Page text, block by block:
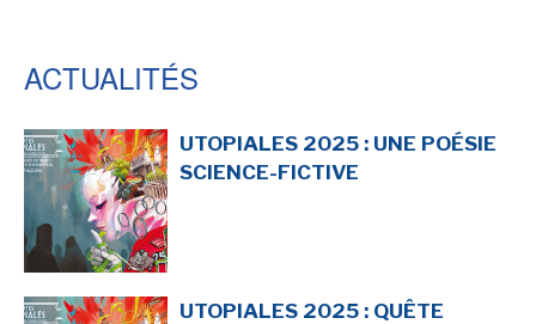
ACTUALITÉS
UTOPIALES 2025 : UNE POÉSIE
SCIENCE-FICTIVE
UTOPIALES 2025 : QUÊTE